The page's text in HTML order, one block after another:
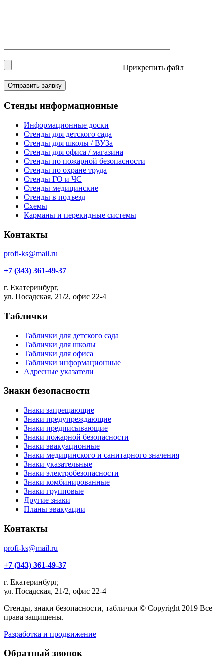
Прикрепить файл
Cтенды информационные
Информационные доски
Стенды для детского сада
Стенды для школы / ВУЗа
Стенды для офиса / магазина
Стенды по пожарной безопасности
Стенды по охране труда
Стенды ГО и ЧС
Стенды медицинские
Стенды в подъезд
Схемы
Карманы и перекидные системы
Контакты
profi-ks@mail.ru
+7 (343) 361-49-37
г. Екатеринбург,
ул. Посадская, 21/2, офис 22-4
Таблички
Таблички для детского сада
Таблички для школы
Таблички для офиса
Таблички информационные
Адресные указатели
Знаки безопасности
Знаки запрещающие
Знаки предупреждающие
Знаки предписывающие
Знаки пожарной безопасности
Знаки эвакуационные
Знаки медицинского и санитарного значения
Знаки указательные
Знаки электробезопасности
Знаки комбинированные
Знаки групповые
Другие знаки
Планы эвакуации
Контакты
profi-ks@mail.ru
+7 (343) 361-49-37
г. Екатеринбург,
ул. Посадская, 21/2, офис 22-4
Стенды, знаки безопасности, таблички © Copyright 2019 Все
права защищены.
Разработка и продвижение
Обратный звонок